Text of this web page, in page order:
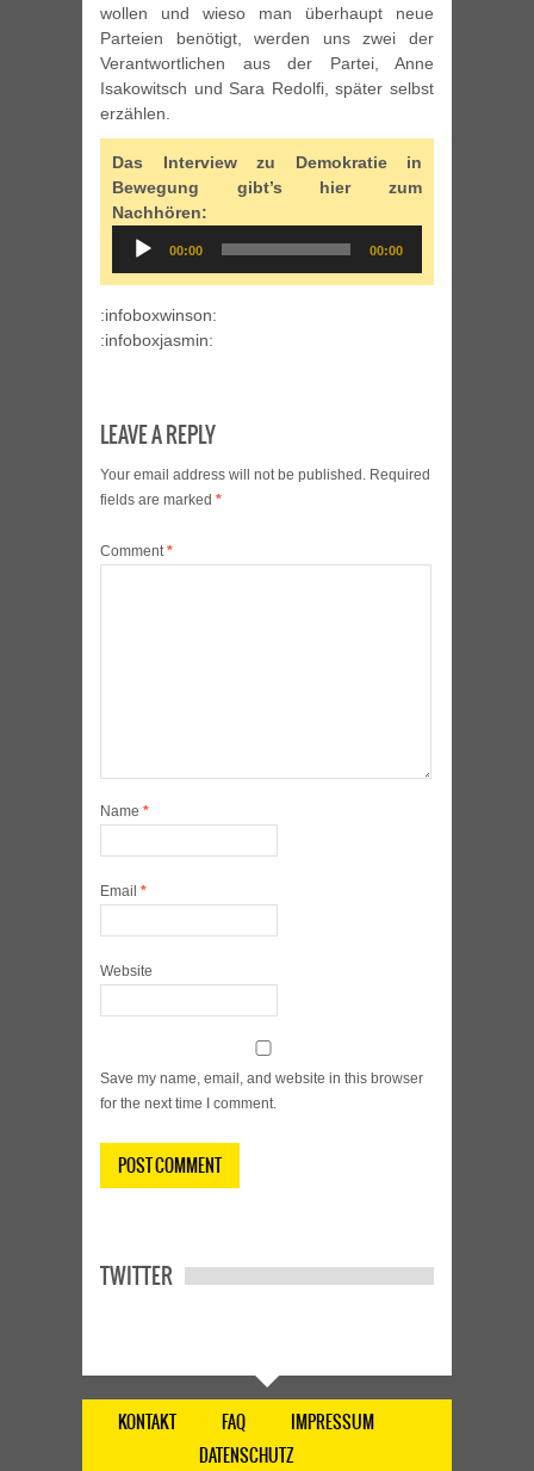
wollen und wieso man überhaupt neue
Parteien benötigt, werden uns zwei der
Verantwortlichen aus der Partei, Anne
Isakowitsch und Sara Redolfi, später selbst
erzählen.
Das Interview zu Demokratie in
Bewegung gibt’s hier zum
Nachhören:
Audio
Player
00:00 00:00
:infoboxwinson:
:infoboxjasmin:
LEAVE A REPLY
Your email address will not be published. Required
fields are marked *
Comment*
Name *
Email *
Website
Save my name, email, and website in this browser
for the next time I comment.
TWITTER
KONTAKT FAQ
IMPRESSUM
DATENSCHUTZ